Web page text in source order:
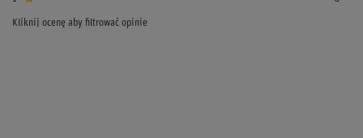
Kliknij ocenę aby filtrować opinie